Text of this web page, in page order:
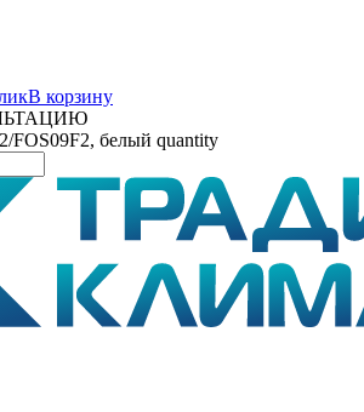
В корзину
FOS09F2, белый quantity